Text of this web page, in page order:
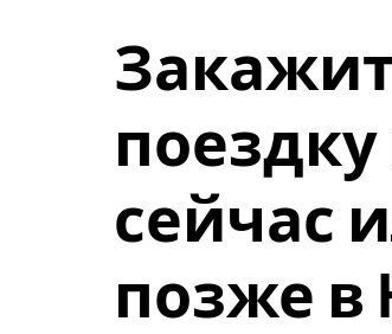
поездку
сейчас
позже в